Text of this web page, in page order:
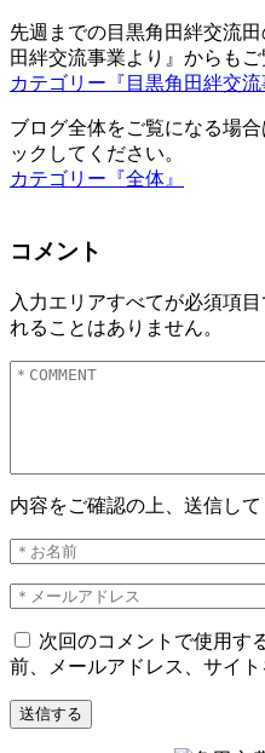
先週までの目黒角田絆交流
田絆交流事業より』からもご
カテゴリー『目黒角田絆交流
ブログ全体をご覧になる場
ックしてください。
カテゴリー『全体』
コメント
入力エリアすべてが必須項
れることはありません。
内容をご確認の上、送信して
次回のコメントで使用す
前、メールアドレス、サイト